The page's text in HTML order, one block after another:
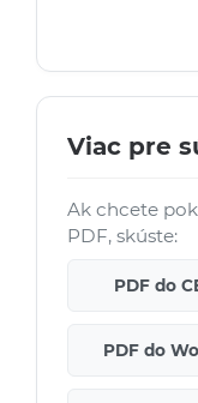
Viac pre
Ak chcete
PDF, skúste:
PDF do
PDF do